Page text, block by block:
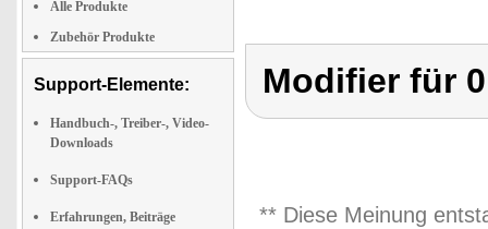
Alle Produkte
Zubehör Produkte
Support-Elemente:
Handbuch-, Treiber-, Video-
Downloads
Support-FAQs
Erfahrungen, Beiträge
Modifier für
** Diese Meinung